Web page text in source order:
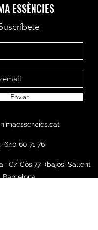
ESSÈNCIES
Enviar
640 60 71 76
C/ Còs 77 (bajos) Sallent
Barcelona